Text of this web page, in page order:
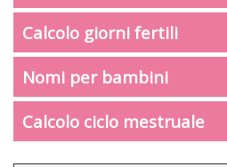
Calcolo giorni fertili
Nomi per bambini
Calcolo ciclo mestruale